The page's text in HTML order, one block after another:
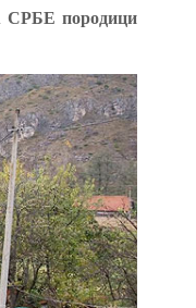
СРБЕ породици